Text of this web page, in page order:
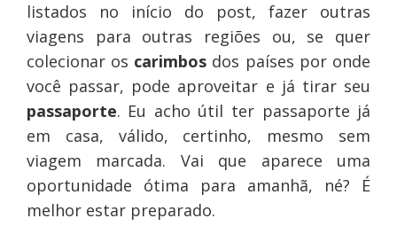
listados no início do post, fazer outras
viagens para outras regiões ou, se quer
colecionar os carimbos dos países por onde
você passar, pode aproveitar e já tirar seu
passaporte. Eu acho útil ter passaporte já
em casa, válido, certinho, mesmo sem
viagem marcada. Vai que aparece uma
oportunidade ótima para amanhã, né? É
melhor estar preparado.